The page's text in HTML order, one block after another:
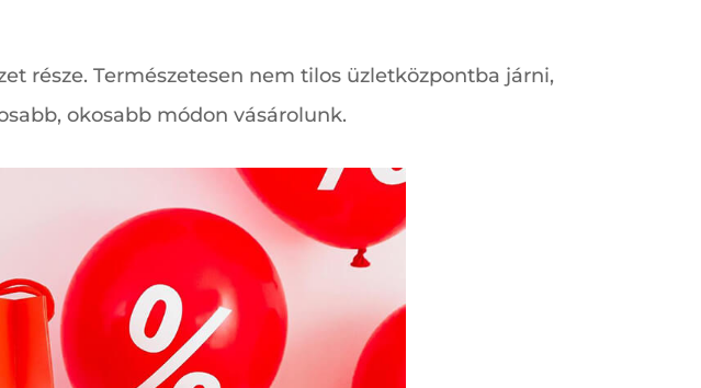
része. Természetesen nem tilos üzletközpontba járni,
okosabb módon vásárolunk.